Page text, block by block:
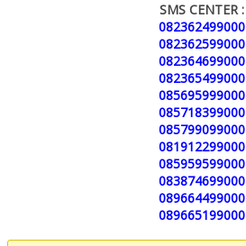
SMS CENTER :
082362499000
082362599000
082364699000
082365499000
085695999000
085718399000
085799099000
081912299000
085959599000
083874699000
089664499000
089665199000